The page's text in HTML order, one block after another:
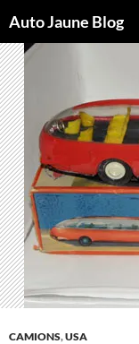
Auto Jaune Blog
AU
CONTENU
CAMIONS,USA